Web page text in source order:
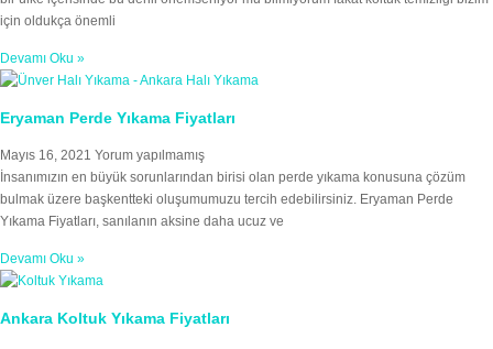
için oldukça önemli
Devamı Oku »
Eryaman Perde Yıkama Fiyatları
Mayıs 16, 2021 Yorum yapılmamış
İnsanımızın en büyük sorunlarından birisi olan perde yıkama konusuna çözüm
bulmak üzere başkentteki oluşumumuzu tercih edebilirsiniz. Eryaman Perde
Yıkama Fiyatları, sanılanın aksine daha ucuz ve
Devamı Oku »
Ankara Koltuk Yıkama Fiyatları